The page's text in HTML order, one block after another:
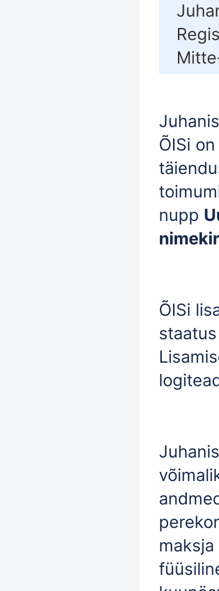
ÕISi
nupp
ÕISi